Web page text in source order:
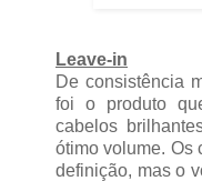
Leave-in
De consistência
foi o produto
cabelos
ótimo volume. Os
definição, mas o